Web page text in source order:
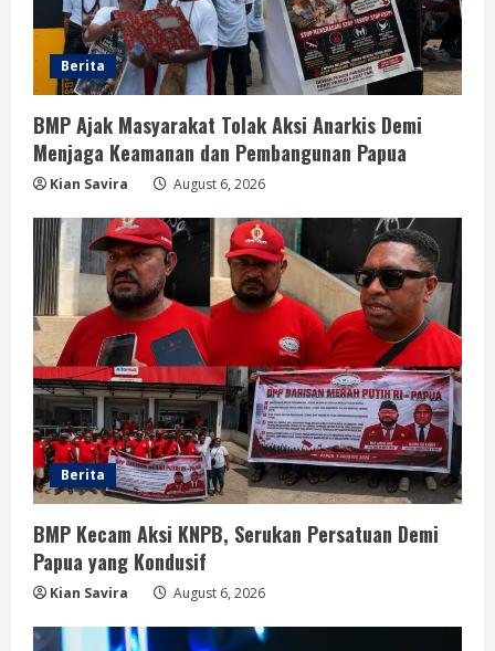
Berita
BMP Ajak Masyarakat Tolak Aksi Anarkis Demi
Menjaga Keamanan dan Pembangunan Papua
Kian Savira August 6, 2026
Berita
BMP Kecam Aksi KNPB, Serukan Persatuan Demi
Papua yang Kondusif
Kian Savira August 6, 2026